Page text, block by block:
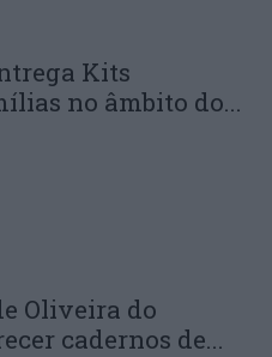
Kits
no âmbito do...
Oliveira do
cadernos de...